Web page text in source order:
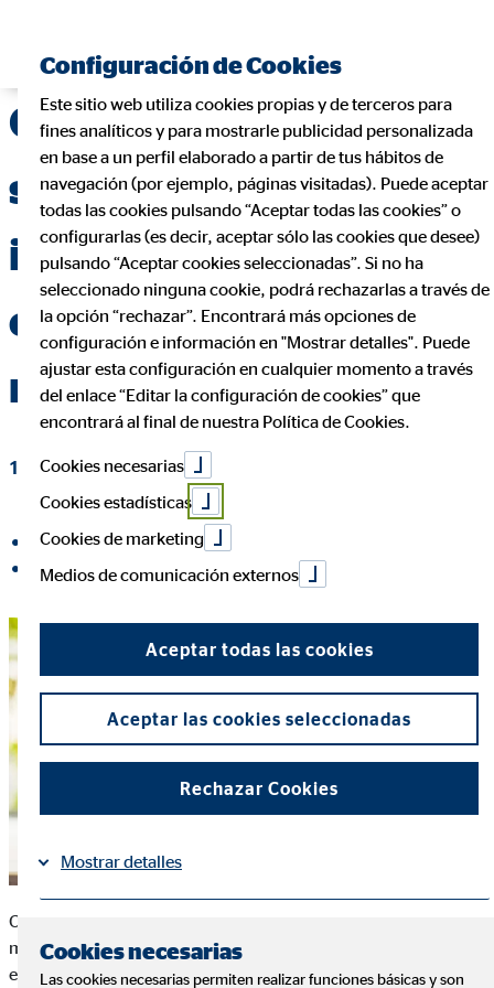
OVB cierra el primer
semestre 2020 con un
incremento notable
en producción y
resultado
12 de agosto de 2020 OVB Allfinanz España S.A.
compartir en Facebook
compartir en LinkedIn
Colonia, el 12 de agosto 2020. Después del dinamismo que
marcó la evolución del negocio en el primer trimestre del año,
en el segundo trimestre 2020 el grupo de asesoramiento
Configuración de Cookies
Este sitio web utiliza cookies propias y de terceros para
fines analíticos y para mostrarle publicidad personalizada
en base a un perfil elaborado a partir de tus hábitos de
navegación (por ejemplo, páginas visitadas). Puede aceptar
todas las cookies pulsando “Aceptar todas las cookies” o
configurarlas (es decir, aceptar sólo las cookies que desee)
pulsando “Aceptar cookies seleccionadas”. Si no ha
seleccionado ninguna cookie, podrá rechazarlas a través de
la opción “rechazar”. Encontrará más opciones de
configuración e información en "Mostrar detalles". Puede
ajustar esta configuración en cualquier momento a través
del enlace “Editar la configuración de cookies” que
encontrará al final de nuestra Política de Cookies.
Cookies necesarias
Cookies estadísticas
Cookies de marketing
Medios de comunicación externos
Aceptar todas las cookies
Aceptar las cookies seleccionadas
Rechazar Cookies
Mostrar detalles
Cookies necesarias
Las cookies necesarias permiten realizar funciones básicas y son